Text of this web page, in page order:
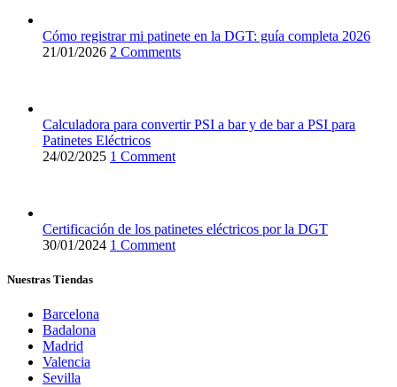
Cómo registrar mi patinete en la DGT: guía completa 2026
21/01/2026 2 Comments
Calculadora para convertir PSI a bar y de bar a PSI para
Patinetes Eléctricos
24/02/2025 1 Comment
Certificación de los patinetes eléctricos por la DGT
30/01/2024 1 Comment
Nuestras Tiendas
Barcelona
Badalona
Madrid
Valencia
Sevilla